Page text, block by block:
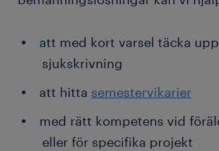
att med kort varsel täcka
sjukskrivning
att hitta semestervikarier
med rätt kompetens vid
eller för specifika projekt